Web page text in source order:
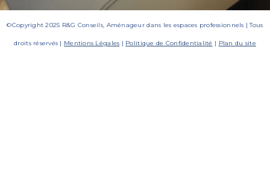
©Copyright 2025 R&G Conseils, Aménageur dans les espaces professionnels | Tous
droits réservés | Mentions Légales | Politique de Confidentialité | Plan du site